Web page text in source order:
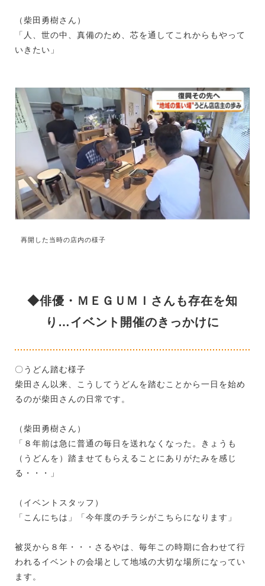
（柴田勇樹さん）
「人、世の中、真備のため、芯を通してこれからもやって
いきたい」
再開した当時の店内の様子
◆俳優・ＭＥＧＵＭＩさんも存在を知
り…イベント開催のきっかけに
〇うどん踏む様子
柴田さん以来、こうしてうどんを踏むことから一日を始め
るのが柴田さんの日常です。
（柴田勇樹さん）
「８年前は急に普通の毎日を送れなくなった。きょうも
（うどんを）踏ませてもらえることにありがたみを感じ
る・・・」
（イベントスタッフ）
「こんにちは」「今年度のチラシがこちらになります」
被災から８年・・・さるやは、毎年この時期に合わせて行
われるイベントの会場として地域の大切な場所になってい
ます。